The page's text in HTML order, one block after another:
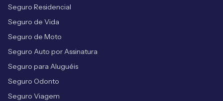
Seguro Residencial
Seguro de Vida
Seguro de Moto
Seguro Auto por Assinatura
Seguro para Aluguéis
Seguro Odonto
Seguro Viagem